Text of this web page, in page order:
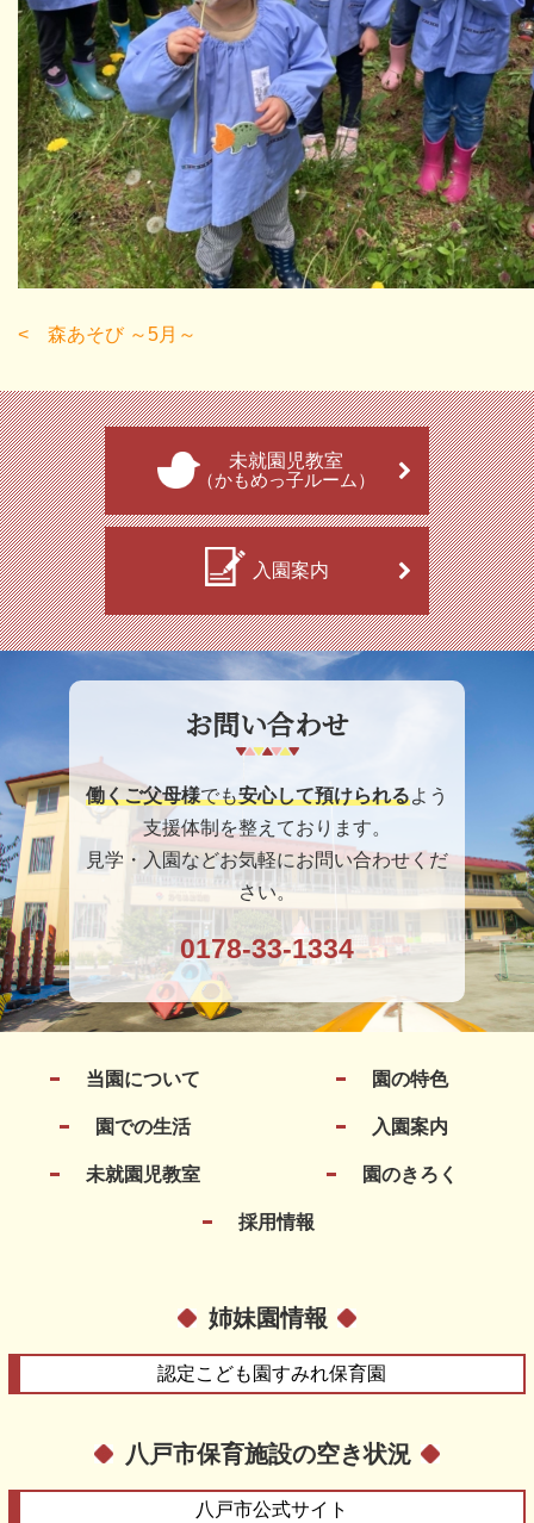
森あそび ～5月～
未就園児教室
（かもめっ子ルーム）
入園案内
お問い合わせ
働くご父母様でも安心して預けられるよう
支援体制を整えております。
見学・入園などお気軽にお問い合わせくだ
さい。
0178-33-1334
当園について 園の特色
園での生活 入園案内
未就園児教室 園のきろく
採用情報
姉妹園情報
認定こども園すみれ保育園
八戸市保育施設の空き状況
八戸市公式サイト